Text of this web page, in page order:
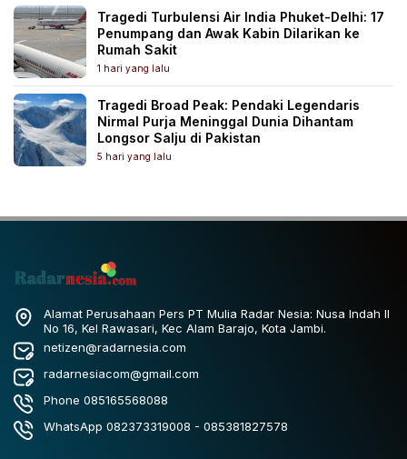
Tragedi Turbulensi Air India Phuket-Delhi: 17
Penumpang dan Awak Kabin Dilarikan ke
Rumah Sakit
1 hari yang lalu
Tragedi Broad Peak: Pendaki Legendaris
Nirmal Purja Meninggal Dunia Dihantam
Longsor Salju di Pakistan
5 hari yang lalu
Alamat Perusahaan Pers PT Mulia Radar Nesia: Nusa Indah II
No 16, Kel Rawasari, Kec Alam Barajo, Kota Jambi.
netizen@radarnesia.com
radarnesiacom@gmail.com
Phone 085165568088
WhatsApp 082373319008 - 085381827578